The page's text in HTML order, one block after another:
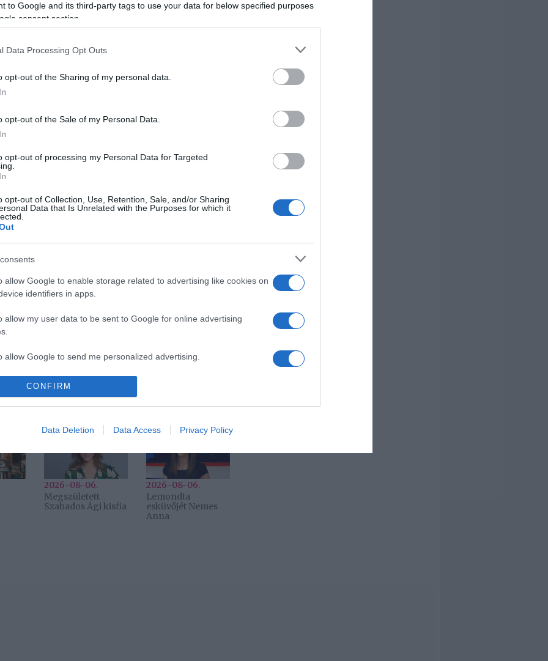
to Google and its third-party tags to use your data for below specified purposes
consent section.
Data Processing Opt Outs
opt-out of the Sharing of my personal data.
opt-out of the Sale of my Personal Data.
opt-out of processing my Personal Data for Targeted
opt-out of Collection, Use, Retention, Sale, and/or Sharing
Data that Is Unrelated with the Purposes for which it
allow Google to enable storage related to advertising like cookies on
identifiers in apps.
allow my user data to be sent to Google for online advertising
allow Google to send me personalized advertising.
allow Google to enable storage related to analytics like cookies on
identifiers in apps.
allow Google to enable storage related to functionality of the website
CONFIRM
Data Deletion Data Access Privacy Policy
A hagymát megtisztítjuk, aprítógépben nagyon
vajon megfuttatjuk, majd a borral felforraljuk.
hogy megőrizze a színét, felöntjük előbb a
borssal, a mézzel ízesítjük, és még pár percig
megsózzuk. A sajtot felszeleteljük. Bevonatos
beleöntjük, csökkentjük a hőmérsékletet, és
de a közepe még folyós marad. Rárakjuk a
Aki nem szereti folyékonyan a tojást,
és a tejföllel tálaljuk.
Pinterest
Következő bejegyzés
2026-08-06.
Megszületett
Szabados Ági kisfia
2026-08-06.
Lemondta
esküvőjét Nemes
Anna